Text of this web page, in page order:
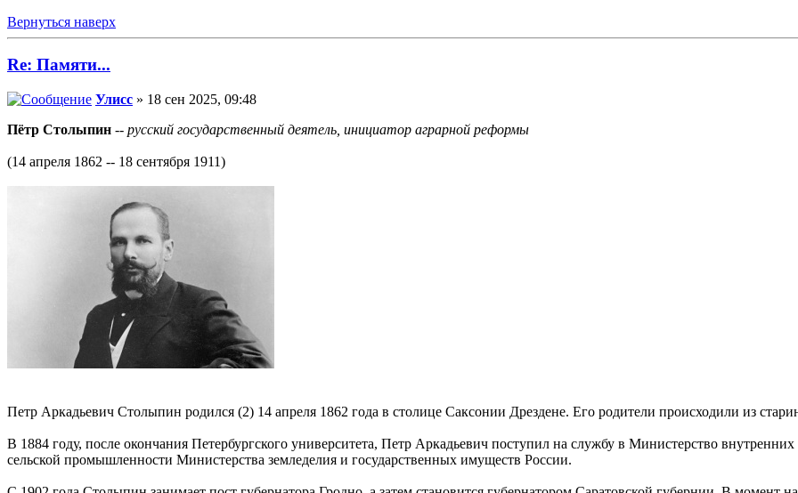
Вернуться наверх
Re: Памяти...
Улисс » 18 сен 2025, 09:48
Пётр Столыпин -- русский государственный деятель, инициатор аграрной реформы
(14 апреля 1862 -- 18 сентября 1911)
Петр Аркадьевич Столыпин родился (2) 14 апреля 1862 года в столице Саксонии Дрездене. Его родители происходили из
В 1884 году, после окончания Петербургского университета, Петр Аркадьевич поступил на службу в Министерство внутренних
сельской промышленности Министерства земледелия и государственных имуществ России.